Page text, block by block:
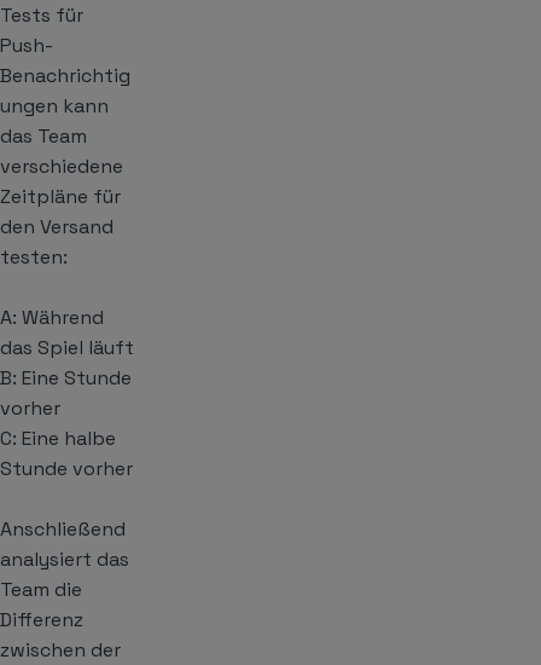
Tests für
Push-
Benachrichtig
ungen kann
das Team
verschiedene
Zeitpläne für
den Versand
testen:
A: Während
das Spiel läuft
B: Eine Stunde
vorher
C: Eine halbe
Stunde vorher
Anschließend
analysiert das
Team die
Differenz
zwischen der